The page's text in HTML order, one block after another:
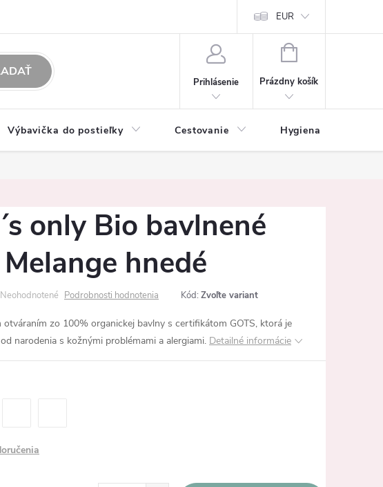
Vrátenie tovaru a reklamácia Ochrana osobných
EUR
Prihlásenie
NÁKUPNÝ
Prázdny košík
Výbavička do postieľky Cestovanie Hygiena
only Bio bavlnené
hnedé
Neohodnotené Podrobnosti hodnotenia Kód: Zvoľte variant
otváraním zo 100% organickej bavlny s certifikátom GOTS, ktorá je
narodenia s kožnými problémami a alergiami. Detailné informácie